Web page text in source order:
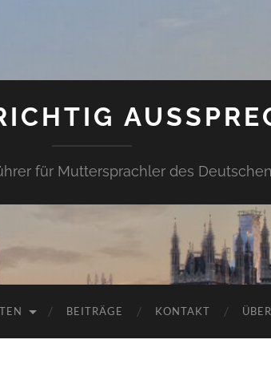
für Muttersprachler des Deutschen
BEITRÄGE KONTAKT